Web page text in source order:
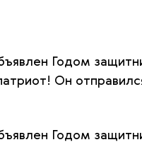
Годом
Он
Годом